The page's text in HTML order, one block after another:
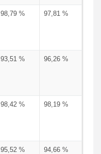
98,79 % 97,81 %
93,51 % 96,26 %
98,42 % 98,19 %
95,52 % 94,66 %